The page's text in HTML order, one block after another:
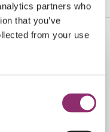
partners who
that you’ve
from your use